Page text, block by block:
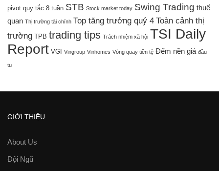
pivot quy tắc 8 tuần STB Stock market today Swing Trading thuế
quan Thị trường tài chính Top tăng trưởng quý 4 Toàn cảnh thị
trường TPB trading tips Trách nhiệm xã hội TSI Daily
Report VGI Vingroup Vinhomes Vòng quay tiền tệ Đếm nền giá đầu
tư
GIỚI THIỆU
About Us
Đội Ngũ